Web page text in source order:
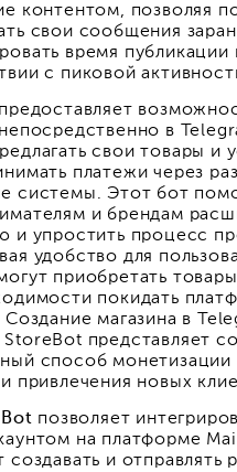
контентом, позволяя
свои сообщения
время публикации
с пиковой
предоставляет
в
свои товары и
платежи через
системы. Этот бот
и брендам
и упростить процесс
удобство для
приобретать
покидать
Создание магазина в
представляет
способ монетизации
привлечения новых
позволяет
на платформе
создавать и отправлять